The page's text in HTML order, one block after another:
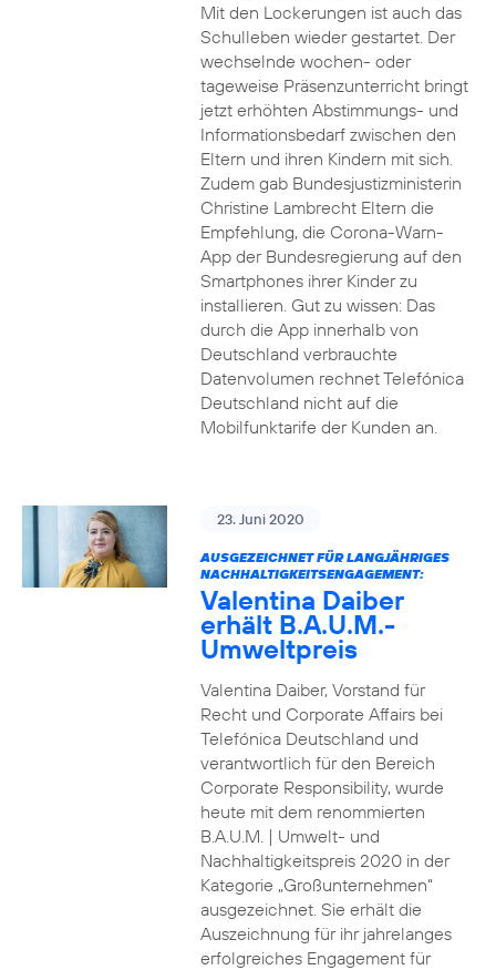
Mit den Lockerungen ist auch das
Schulleben wieder gestartet. Der
wechselnde wochen- oder
tageweise Präsenzunterricht bringt
jetzt erhöhten Abstimmungs- und
Informationsbedarf zwischen den
Eltern und ihren Kindern mit sich.
Zudem gab Bundesjustizministerin
Christine Lambrecht Eltern die
Empfehlung, die Corona-Warn-
App der Bundesregierung auf den
Smartphones ihrer Kinder zu
installieren. Gut zu wissen: Das
durch die App innerhalb von
Deutschland verbrauchte
Datenvolumen rechnet Telefónica
Deutschland nicht auf die
Mobilfunktarife der Kunden an.
23. Juni 2020
AUSGEZEICHNET FÜR LANGJÄHRIGES
NACHHALTIGKEITSENGAGEMENT:
Valentina Daiber
erhält B.A.U.M.-
Umweltpreis
Valentina Daiber, Vorstand für
Recht und Corporate Affairs bei
Telefónica Deutschland und
verantwortlich für den Bereich
Corporate Responsibility, wurde
heute mit dem renommierten
B.A.U.M. | Umwelt- und
Nachhaltigkeitspreis 2020 in der
Kategorie „Großunternehmen“
ausgezeichnet. Sie erhält die
Auszeichnung für ihr jahrelanges
erfolgreiches Engagement für